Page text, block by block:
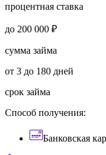
процентная ставка
до 200 000 ₽
сумма займа
от 3 до 180 дней
срок займа
Способ получения:
Банковская